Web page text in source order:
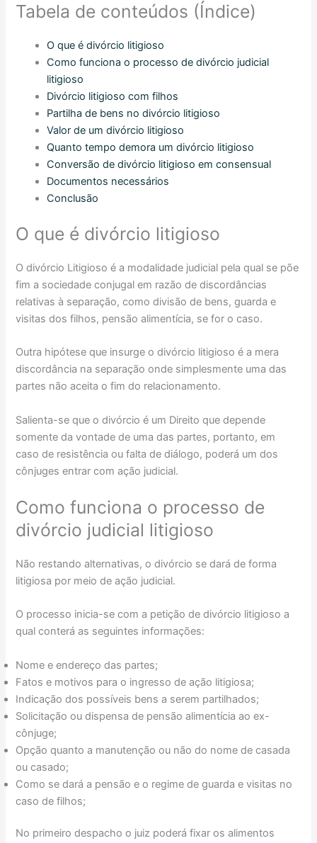
Tabela de conteúdos (Índice)
O que é divórcio litigioso
Como funciona o processo de divórcio judicial
litigioso
Divórcio litigioso com filhos
Partilha de bens no divórcio litigioso
Valor de um divórcio litigioso
Quanto tempo demora um divórcio litigioso
Conversão de divórcio litigioso em consensual
Documentos necessários
Conclusão
O que é divórcio litigioso
O divórcio Litigioso é a modalidade judicial pela qual se põe
fim a sociedade conjugal em razão de discordâncias
relativas à separação, como divisão de bens, guarda e
visitas dos filhos, pensão alimentícia, se for o caso.
Outra hipótese que insurge o divórcio litigioso é a mera
discordância na separação onde simplesmente uma das
partes não aceita o fim do relacionamento.
Salienta-se que o divórcio é um Direito que depende
somente da vontade de uma das partes, portanto, em
caso de resistência ou falta de diálogo, poderá um dos
cônjuges entrar com ação judicial.
Como funciona o processo de
divórcio judicial litigioso
Não restando alternativas, o divórcio se dará de forma
litigiosa por meio de ação judicial.
O processo inicia-se com a petição de divórcio litigioso a
qual conterá as seguintes informações:
Nome e endereço das partes;
Fatos e motivos para o ingresso de ação litigiosa;
Indicação dos possíveis bens a serem partilhados;
Solicitação ou dispensa de pensão alimentícia ao ex-
cônjuge;
Opção quanto a manutenção ou não do nome de casada
ou casado;
Como se dará a pensão e o regime de guarda e visitas no
caso de filhos;
No primeiro despacho o juiz poderá fixar os alimentos